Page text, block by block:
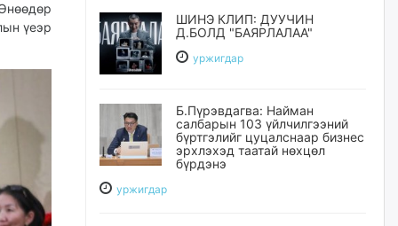
үеэр
ШИНЭ КЛИП: ДУУЧИН
Д.БОЛД "БАЯРЛАЛАА"
уржигдар
Б.Пүрэвдагва: Найман
салбарын 103 үйлчилгээний
бүртгэлийг цуцалснаар бизнес
эрхлэхэд таатай нөхцөл
бүрдэнэ
уржигдар